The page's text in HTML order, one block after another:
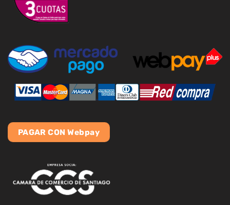
PAGAR CON Webpay